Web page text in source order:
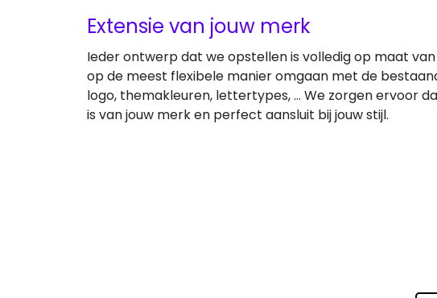
Extensie van jouw merk
Ieder ontwerp dat we opstellen is volledig op maat
op de meest flexibele manier omgaan met de
logo, themakleuren, lettertypes, … We zorgen ervoor
is van jouw merk en perfect aansluit bij jouw stijl.